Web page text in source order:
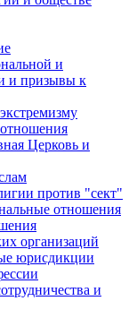
и
и призывы к
Церковь и
против "сект"
отношения
организаций
юрисдикции
и